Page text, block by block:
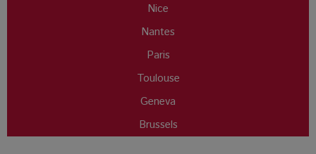
Nice
Nantes
Paris
Toulouse
Geneva
Brussels